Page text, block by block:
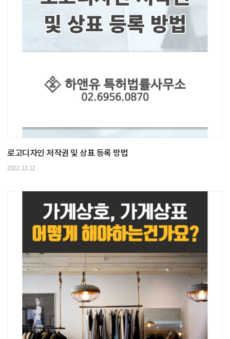
로고디자인 저작권 및 상표 등록 방법
2022.12.12